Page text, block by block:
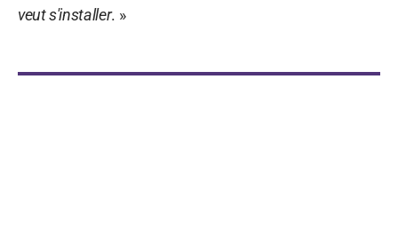
veut s'installer. »